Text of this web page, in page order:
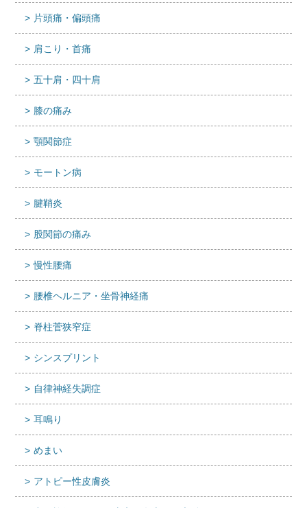
片頭痛・偏頭痛
肩こり・首痛
五十肩・四十肩
膝の痛み
顎関節症
モートン病
腱鞘炎
股関節の痛み
慢性腰痛
腰椎ヘルニア・坐骨神経痛
脊柱菅狭窄症
シンスプリント
自律神経失調症
耳鳴り
めまい
アトピー性皮膚炎